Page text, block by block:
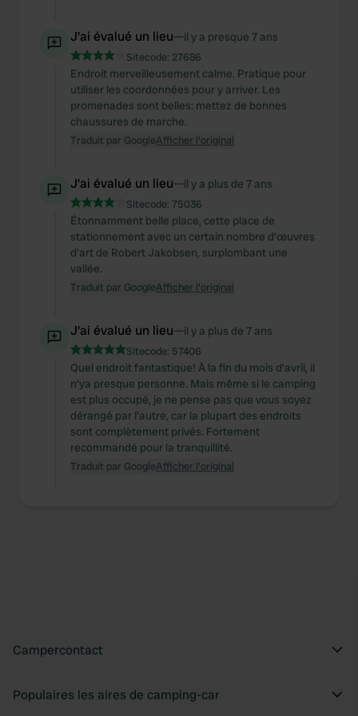
J'ai évalué un lieu—il y a presque 7 ans
Sitecode: 27686
Endroit merveilleusement calme. Pratique pour
utiliser les coordonnées pour y arriver. Les
promenades sont belles: mettez de bonnes
chaussures de marche.
Traduit par GoogleAfficher l'original
J'ai évalué un lieu—il y a plus de 7 ans
Sitecode: 75036
Étonnamment belle place, cette place de
stationnement avec un certain nombre d'œuvres
d'art de Robert Jakobsen, surplombant une
vallée.
Traduit par GoogleAfficher l'original
J'ai évalué un lieu—il y a plus de 7 ans
Sitecode: 57406
Quel endroit fantastique! À la fin du mois d’avril, il
n’ya presque personne. Mais même si le camping
est plus occupé, je ne pense pas que vous soyez
dérangé par l'autre, car la plupart des endroits
sont complètement privés. Fortement
recommandé pour la tranquillité.
Traduit par GoogleAfficher l'original
Campercontact
Populaires les aires de camping-car